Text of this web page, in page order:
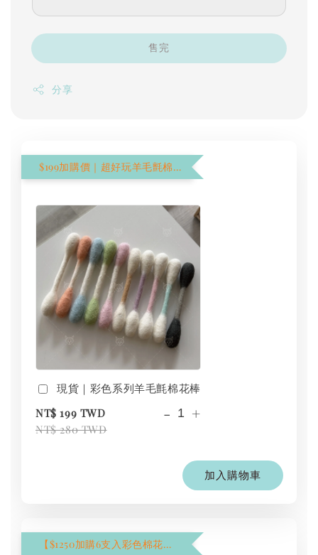
售完
分享
$199加購價｜超好玩羊毛氈棉花棒
現貨｜彩色系列羊毛氈棉花棒
NT$ 199 TWD
NT$ 280 TWD
- +
加入購物車
【$1250加購6支入彩色棉花棒】